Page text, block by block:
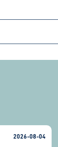
2026-08-04